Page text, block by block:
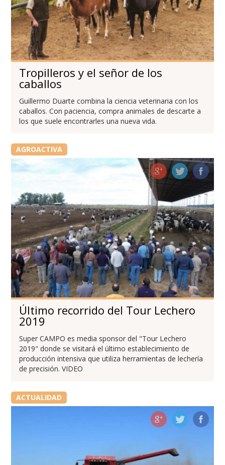
Tropilleros y el señor de los
caballos
Guillermo Duarte combina la ciencia veterinaria con los
caballos. Con paciencia, compra animales de descarte a
los que suele encontrarles una nueva vida.
AGROACTIVA
Último recorrido del Tour Lechero
2019
Super CAMPO es media sponsor del "Tour Lechero
2019" donde se visitará el último establecimiento de
producción intensiva que utiliza herramientas de lechería
de precisión. VIDEO
ACTUALIDAD